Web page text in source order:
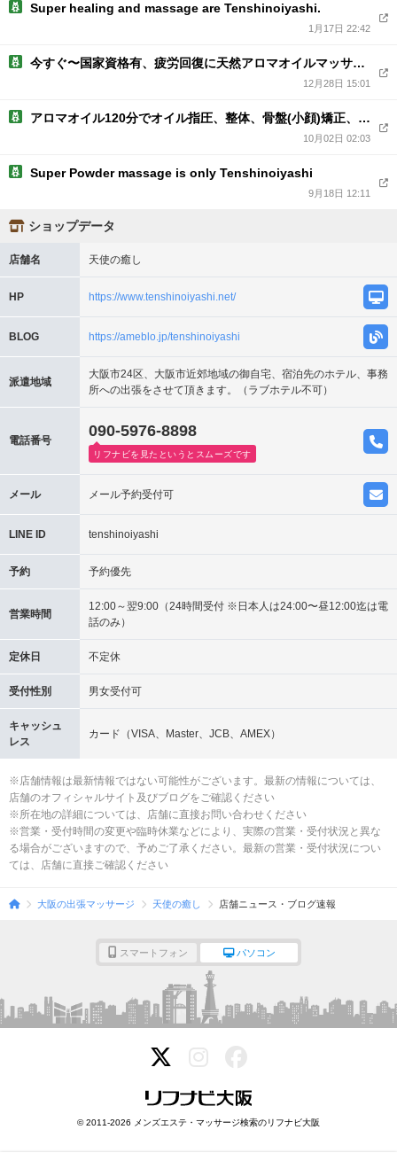
Super healing and massage are Tenshinoiyashi.
1月17日 22:42
今すぐ〜国家資格有、疲労回復に天然アロマオイルマッサージは最高 新規割全コース1000
12月28日 15:01
アロマオイル120分でオイル指圧、整体、骨盤(小顔)矯正、リンバ、ヘッド、足裏マッサージ付
10月02日 02:03
Super Powder massage is only Tenshinoiyashi
9月18日 12:11
ショップデータ
店舗名 天使の癒し
HP https://www.tenshinoiyashi.net/
BLOG https://ameblo.jp/tenshinoiyashi
派遣地域
大阪市24区、大阪市近郊地域の御自宅、宿泊先のホテル、事務
所への出張をさせて頂きます。（ラブホテル不可）
電話番号
090-5976-8898
リフナビを見たというとスムーズです
メール メール予約受付可
LINE ID tenshinoiyashi
予約 予約優先
営業時間
12:00～翌9:00（24時間受付 ※日本人は24:00〜昼12:00迄は電
話のみ）
定休日 不定休
受付性別 男女受付可
キャッシュ
レス
カード（VISA、Master、JCB、AMEX）
※店舗情報は最新情報ではない可能性がございます。最新の情報については、
店舗のオフィシャルサイト及びブログをご確認ください
※所在地の詳細については、店舗に直接お問い合わせください
※営業・受付時間の変更や臨時休業などにより、実際の営業・受付状況と異な
る場合がございますので、予めご了承ください。最新の営業・受付状況につい
ては、店舗に直接ご確認ください
大阪の出張マッサージ 天使の癒し 店舗ニュース・ブログ速報
スマートフォン パソコン
© 2011-2026 メンズエステ・マッサージ検索のリフナビ大阪